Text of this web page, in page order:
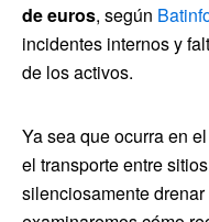
de euros, según
incidentes internos y
de los activos.
Ya sea que ocurra en
el transporte entre
silenciosamente